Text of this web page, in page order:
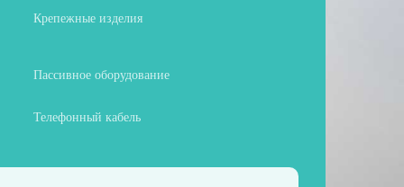
Крепежные изделия
Пассивное оборудование
Телефонный кабель